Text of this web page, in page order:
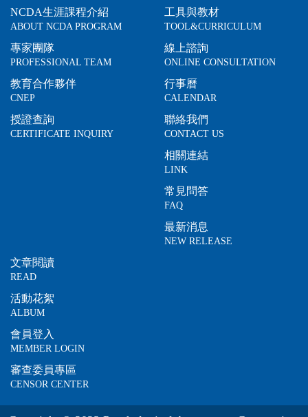
NCDA生涯課程介紹
ABOUT NCDA PROGRAM
專家團隊
PROFESSIONAL TEAM
教育合作夥伴
CNEP
授證查詢
CERTIFICATE INQUIRY
工具與教材
TOOL&CURRICULUM
線上諮詢
ONLINE CONSULTATION
行事曆
CALENDAR
聯絡我們
CONTACT US
相關連結
LINK
常見問答
FAQ
最新消息
NEW RELEASE
文章閱讀
READ
活動花絮
ALBUM
會員登入
MEMBER LOGIN
審查委員專區
CENSOR CENTER